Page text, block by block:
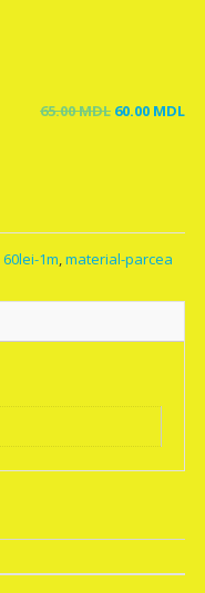
65.00MDL Original
60.00 MDL
60lei-1m,material-parcea